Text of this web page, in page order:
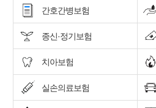
간호간병보험
종신·정기보험
치아보험
실손의료보험